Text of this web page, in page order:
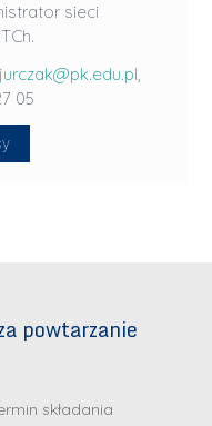
sieci
,
05
powtarzanie
składania